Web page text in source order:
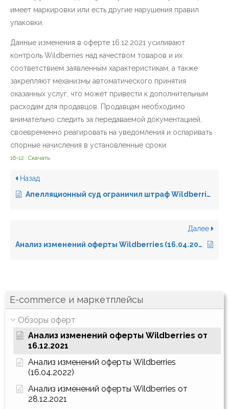
E-commerce и маркетплейсы
Обзоры оферт
Анализ изменений оферты Wildberries от
16.12.2021
Анализ изменений оферты Wildberries
(16.04.2022)
Анализ изменений оферты Wildberries от
28.12.2021
имеет маркировки или есть другие нарушения правил
упаковки.
Данные изменения в оферте 16.12.2021 усиливают
контроль Wildberries над качеством товаров и их
соответствием заявленным характеристикам, а также
закрепляют механизмы автоматического принятия
оказанных услуг, что может привести к дополнительным
расходам для продавцов. Продавцам необходимо
внимательно следить за передаваемой документацией,
своевременно реагировать на уведомления и оспаривать
спорные начисления в установленные сроки.
16-12 Скачать
Назад
Апелляционный суд ограничил штраф Wildberries: как Fox Legal Consulting добилась снижения неустойки почти в 5 раз
Далее
Анализ изменений оферты Wildberries (16.04.2022)